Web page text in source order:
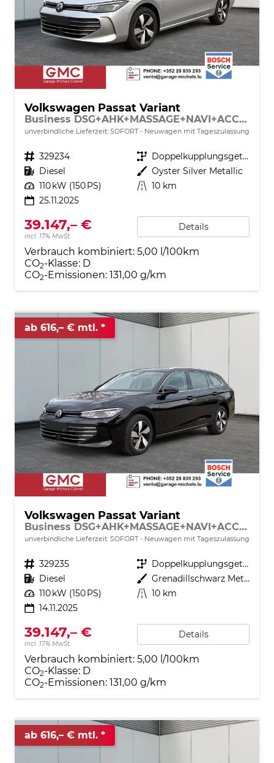
Volkswagen Passat Variant
Business DSG+AHK+MASSAGE+NAVI+ACC+KAMERA+LED+17" ALU
unverbindliche Lieferzeit: SOFORT Neuwagen mit Tageszulassung
Fahrzeugnr. 329234 Getriebe
Doppelkupplungsgetriebe (DSG)
Kraftstoff Diesel Außenfarbe Oyster Silver Metallic
Leistung 110 kW (150 PS) Kilometerstand 10 km
25.11.2025
39.147,– €
incl. 17% MwSt.
Details
Verbrauch kombiniert: 5,00 l/100km
CO2-Klasse: D
CO2-Emissionen: 131,00 g/km
ab 616,– € mtl.
Volkswagen Passat Variant
Business DSG+AHK+MASSAGE+NAVI+ACC+KAMERA+LED+17" ALU
unverbindliche Lieferzeit: SOFORT Neuwagen mit Tageszulassung
Fahrzeugnr. 329235 Getriebe
Doppelkupplungsgetriebe (DSG)
Kraftstoff Diesel Außenfarbe
Grenadillschwarz Metallic
Leistung 110 kW (150 PS) Kilometerstand 10 km
14.11.2025
39.147,– €
incl. 17% MwSt.
Details
Verbrauch kombiniert: 5,00 l/100km
CO2-Klasse: D
CO2-Emissionen: 131,00 g/km
ab 616,– € mtl.